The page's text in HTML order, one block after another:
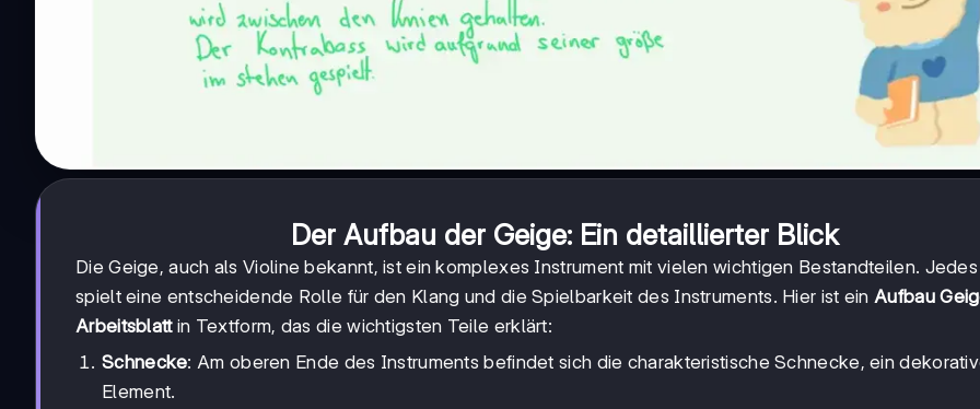
Der Aufbau der Geige: Ein detaillierter Blick
Die Geige, auch als Violine bekannt, ist ein komplexes Instrument mit vielen wichtigen Bestandteilen.
spielt eine entscheidende Rolle für den Klang und die Spielbarkeit des Instruments. Hier ist einAufbau
Arbeitsblattin Textform, das die wichtigsten Teile erklärt:
Schnecke: Am oberen Ende des Instruments befindet sich die charakteristische Schnecke, ein
Element.